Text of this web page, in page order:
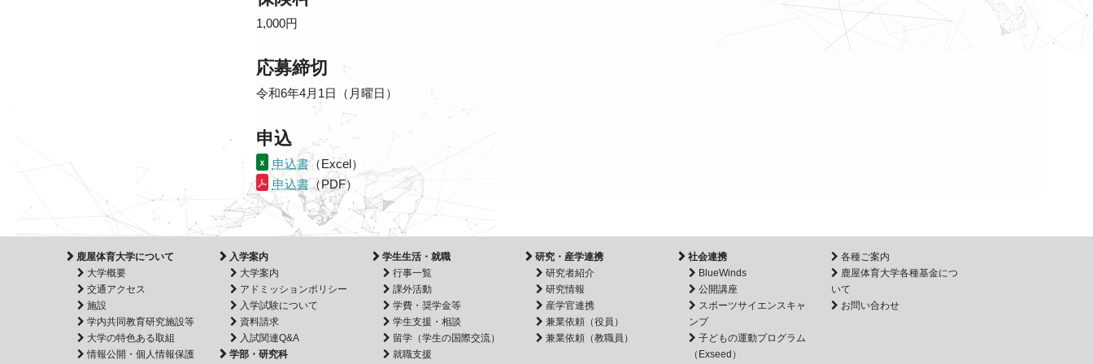
1,000円
応募締切
令和6年4月1日（月曜日）
申込
申込書（Excel）
申込書（PDF）
鹿屋体育大学について
大学概要
交通アクセス
施設
学内共同教育研究施設等
大学の特色ある取組
情報公開・個人情報保護
入学案内
大学案内
アドミッションポリシー
入学試験について
資料請求
入試関連Q&A
学部・研究科
学生生活・就職
行事一覧
課外活動
学費・奨学金等
学生支援・相談
留学（学生の国際交流）
就職支援
研究・産学連携
研究者紹介
研究情報
産学官連携
兼業依頼（役員）
兼業依頼（教職員）
社会連携
BlueWinds
公開講座
スポーツサイエンスキャ
ンプ
子どもの運動プログラム
（Exseed）
各種ご案内
鹿屋体育大学各種基金につ
いて
お問い合わせ